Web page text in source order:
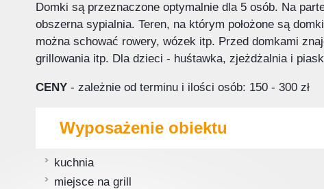
Domki są przeznaczone optymalnie dla 5 osób. Na
obszerna sypialnia. Teren, na którym położone są
można schować rowery, wózek itp. Przed domkami
grillowania itp. Dla dzieci - huśtawka, zjeżdżalnia i
CENY - zależnie od terminu i ilości osób: 150 - 300 zł
Wyposażenie obiektu
kuchnia
miejsce na grill